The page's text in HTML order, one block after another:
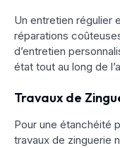
Un entretien régulier
réparations
d’entretien
état tout au long de
Travaux de
Pour une étanchéité
travaux de zinguerie